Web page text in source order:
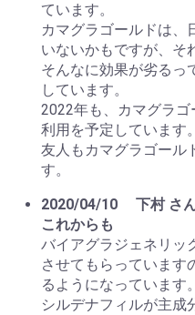
ています。
カマグラゴールドは、
いないかもですが、そ
そんなに効果が劣るっ
しています。
2022年も、カマグラ
利用を予定しています。
友人もカマグラゴール
す。
2020/04/10
下村 さ
これからも
バイアグラジェネリッ
させてもらっています
るようになっています。
シルデナフィルが主成